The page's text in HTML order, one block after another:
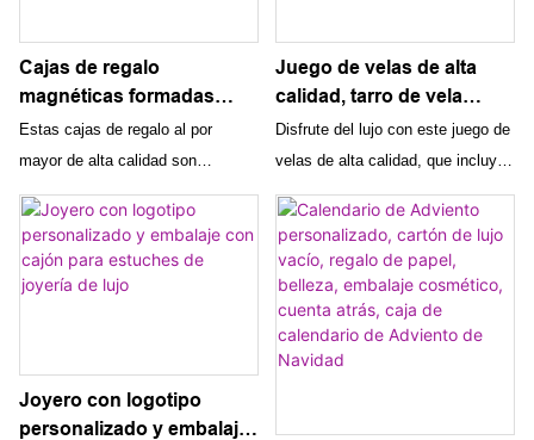
Cajas de regalo
magnéticas formadas
maleta de encargo al por
mayor de la cartulina del
las manijas de cuero
Estas cajas de regalo al por
mayor de alta calidad son
perfectas para regalos de
cumpleaños personalizados. La
forma única de maleta, el cierre
magnético y las asas de cuero
cualquier celebración especial.
Juego de velas de alta
calidad, tarro de vela
vacío de lujo con tapa y
embalaje de caja de regalo
Disfrute del lujo con este juego de
velas de alta calidad, que incluye
un frasco de velas vacío con tapa
y una exquisita caja de regalo.
Crea tus propias velas
personalizadas o regálalas a tus
seres queridos para vivir una
experiencia verdaderamente
Joyero con logotipo
personalizado y embalaje